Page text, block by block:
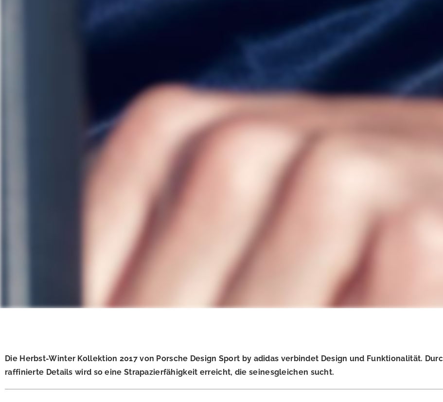
Die Herbst-Winter Kollektion 2017 von Porsche Design Sport by adidas verbindet Design und Funktionalität.
raffinierte Details wird so eine Strapazierfähigkeit erreicht, die seinesgleichen sucht.